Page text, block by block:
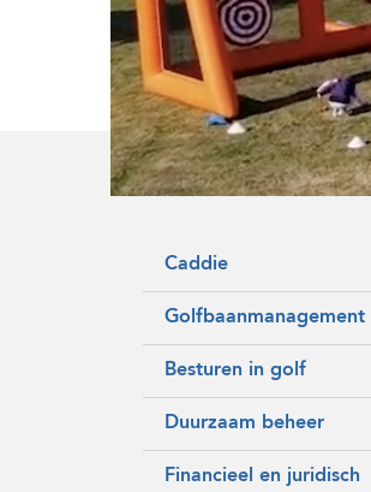
De NGF-
Golf in
Onze historie
Vrijwilligers
Caddie
Golfbaanmanagement
Besturen in golf
Duurzaam beheer
Financieel en juridisch